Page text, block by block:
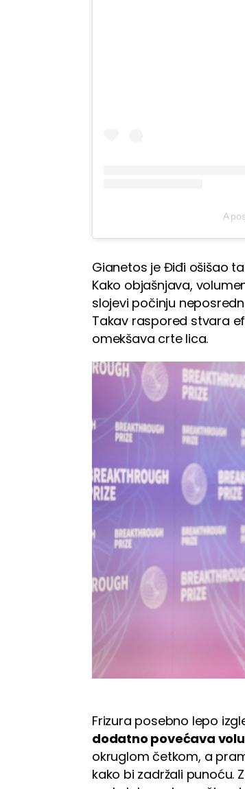
A
Gianetos je Điđi ošišao
Kako objašnjava,
slojevi počinju
Takav raspored stvara
omekšava crte lica.
Frizura posebno lepo
dodatno povećava
okruglom četkom, a
kako bi zadržali punoću.